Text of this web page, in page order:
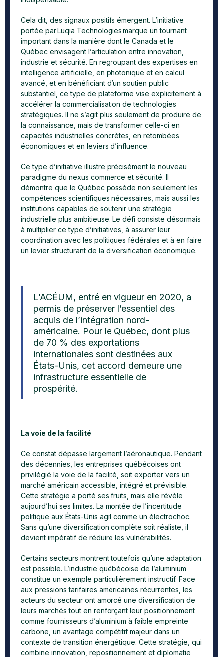
Cela dit, des signaux positifs émergent. L’initiative
portée par Luqia Technologies marque un tournant
important dans la manière dont le Canada et le
Québec envisagent l’articulation entre innovation,
industrie et sécurité. En regroupant des expertises en
intelligence artificielle, en photonique et en calcul
avancé, et en bénéficiant d’un soutien public
substantiel, ce type de plateforme vise explicitement à
accélérer la commercialisation de technologies
stratégiques. Il ne s’agit plus seulement de produire de
la connaissance, mais de transformer celle-ci en
capacités industrielles concrètes, en retombées
économiques et en leviers d’influence.
Ce type d’initiative illustre précisément le nouveau
paradigme du nexus commerce et sécurité. Il
démontre que le Québec possède non seulement les
compétences scientifiques nécessaires, mais aussi les
institutions capables de soutenir une stratégie
industrielle plus ambitieuse. Le défi consiste désormais
à multiplier ce type d’initiatives, à assurer leur
coordination avec les politiques fédérales et à en faire
un levier structurant de la diversification économique.
L’ACÉUM, entré en vigueur en 2020, a
permis de préserver l’essentiel des
acquis de l’intégration nord-
américaine. Pour le Québec, dont plus
de 70 % des exportations
internationales sont destinées aux
États-Unis, cet accord demeure une
infrastructure essentielle de
prospérité.
La voie de la facilité
Ce constat dépasse largement l’aéronautique. Pendant
des décennies, les entreprises québécoises ont
privilégié la voie de la facilité, soit exporter vers un
marché américain accessible, intégré et prévisible.
Cette stratégie a porté ses fruits, mais elle révèle
aujourd’hui ses limites. La montée de l’incertitude
politique aux États-Unis agit comme un électrochoc.
Sans qu’une diversification complète soit réaliste, il
devient impératif de réduire les vulnérabilités.
Certains secteurs montrent toutefois qu’une adaptation
est possible. L’industrie québécoise de l’aluminium
constitue un exemple particulièrement instructif. Face
aux pressions tarifaires américaines récurrentes, les
acteurs du secteur ont amorcé une diversification de
leurs marchés tout en renforçant leur positionnement
comme fournisseurs d’aluminium à faible empreinte
carbone, un avantage compétitif majeur dans un
contexte de transition énergétique. Cette stratégie, qui
combine innovation, repositionnement et diplomatie